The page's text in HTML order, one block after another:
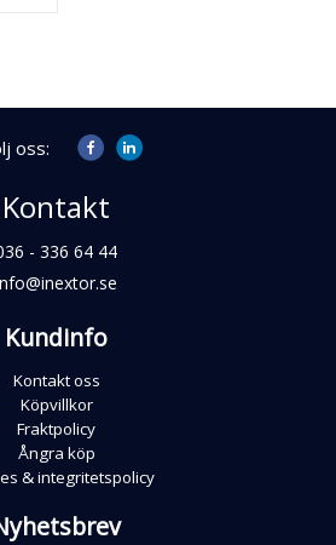
oss:
Kontakt
- 336 64 44
Kundinfo
Kontakt oss
Köpvillkor
Fraktpolicy
Ångra köp
& integritetspolicy